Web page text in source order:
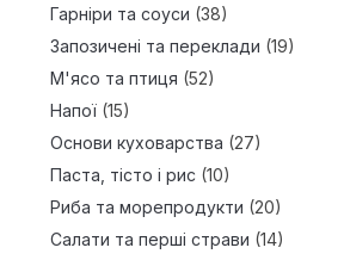
Гарніри та соуси (38)
Запозичені та переклади (19)
М'ясо та птиця (52)
Напої(15)
Основи куховарства (27)
Паста, тісто і рис (10)
Риба та морепродукти (20)
Салати та перші страви (14)